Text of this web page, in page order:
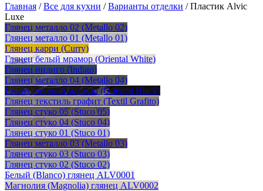
Главная /Все для кухни /Варианты отделки /Пластик Alvic
Luxe
Глянец металло 02 (Metallo 02)
Глянец металло 01 (Metallo 01)
Глянец карри (Curry)
Глянец белый мрамор (Oriental White)
Глянец индиго (Indigo)
Глянец металло 04 (Metallo 04)
Глянец черный мрамор (Oriental Black)
Глянец текстиль графит (Textil Grafito)
Глянец стуко 05 (Stuco 05)
Глянец стуко 04 (Stuco 04)
Глянец стуко 01 (Stuco 01)
Глянец металло 03 (Metallo 03)
Глянец стуко 03 (Stuco 03)
Глянец стуко 02 (Stuco 02)
Белый (Blanco) глянец ALV0001
Магнолия (Magnolia) глянец ALV0002